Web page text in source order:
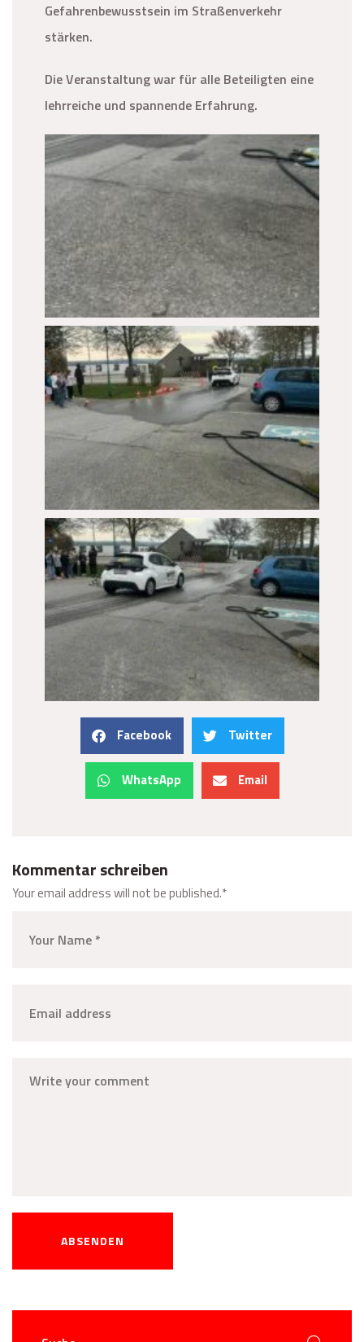
Gefahrenbewusstsein im Straßenverkehr
stärken.
Die Veranstaltung war für alle Beteiligten eine
lehrreiche und spannende Erfahrung.
Facebook Twitter
WhatsApp Email
Kommentar schreiben
Your email address will not be published.*
ABSENDEN